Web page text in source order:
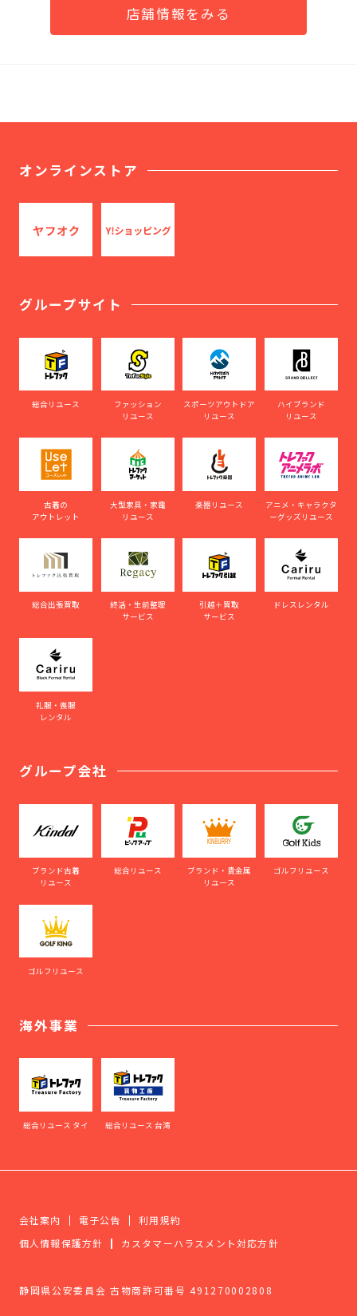
店舗情報をみる
オンラインストア
グループサイト
総合リユース
ファッション
リユース
スポーツアウトドア
リユース
ハイブランド
リユース
古着の
アウトレット
大型家具・家電
リユース
楽器リユース
アニメ・キャラクタ
ーグッズリユース
総合出張買取
終活・生前整理
サービス
引越＋買取
サービス
ドレスレンタル
礼服・喪服
レンタル
グループ会社
ブランド古着
リユース
総合リユース
ブランド・貴金属
リユース
ゴルフリユース
ゴルフリユース
海外事業
総合リユース タイ 総合リユース 台湾
会社案内 電子公告
利用規約
個人情報保護方針
カスタマーハラスメント対応方針
静岡県公安委員会 古物商許可番号 491270002808